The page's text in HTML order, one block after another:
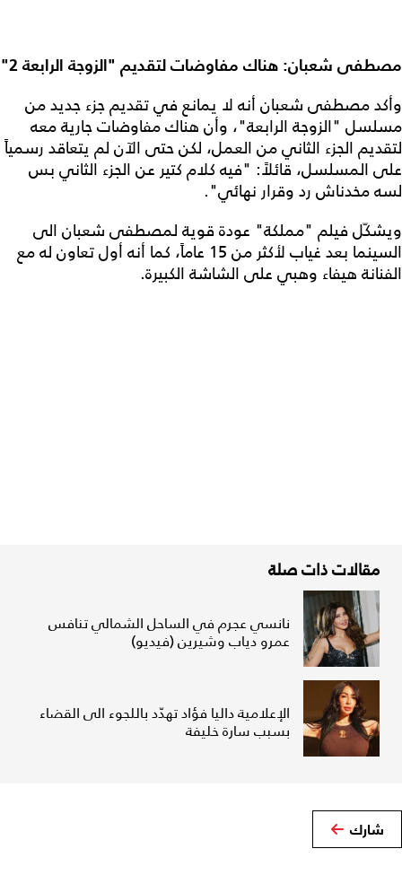
مصطفى شعبان: هناك مفاوضات لتقديم "الزوجة الرابعة 2"
وأكد مصطفى شعبان أنه لا يمانع في تقديم جزء جديد من
مسلسل "الزوجة الرابعة"، وأن هناك مفاوضات جارية معه
لتقديم الجزء الثاني من العمل، لكن حتى الآن لم يتعاقد رسمياً
على المسلسل، قائلاً: "فيه كلام كتير عن الجزء الثاني بس
لسه مخدناش رد وقرار نهائي".
ويشكّل فيلم "مملكة" عودة قوية لمصطفى شعبان الى
السينما بعد غياب لأكثر من 15 عاماً، كما أنه أول تعاون له مع
الفنانة هيفاء وهبي على الشاشة الكبيرة.
مقالات ذات صلة
نانسي عجرم في الساحل الشمالي تنافس
عمرو دياب وشيرين (فيديو)
الإعلامية داليا فؤاد تهدّد باللجوء الى القضاء
بسبب سارة خليفة
شارك